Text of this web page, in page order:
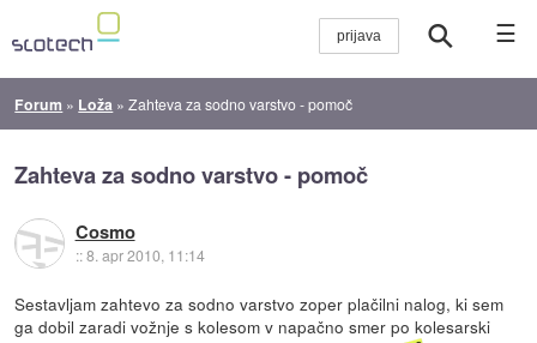
☰
Forum » Loža »Zahteva za sodno varstvo - pomoč
Zahteva za sodno varstvo - pomoč
Cosmo
::8. apr 2010, 11:14
Sestavljam zahtevo za sodno varstvo zoper plačilni nalog, ki sem
ga dobil zaradi vožnje s kolesom v napačno smer po kolesarski